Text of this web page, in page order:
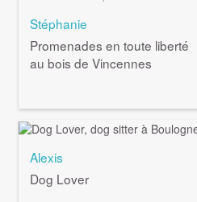
Stéphanie
Promenades en toute liberté
au bois de Vincennes
Alexis
Dog Lover